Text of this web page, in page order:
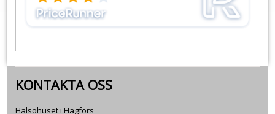
KONTAKTA OSS
Hälsohuset i Hagfors